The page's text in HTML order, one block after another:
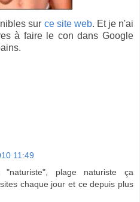
sur ce site web. Et je n'ai
à faire le con dans Google
11:49
plage naturiste ça
chaque jour et ce depuis plus